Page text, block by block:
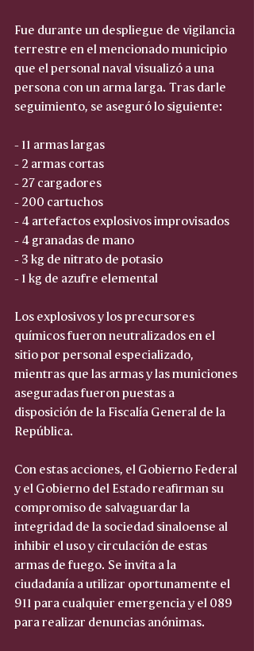
Fue durante un despliegue de vigilancia
terrestre en el mencionado municipio
que el personal naval visualizó a una
persona con un arma larga. Tras darle
seguimiento, se aseguró lo siguiente:
- 11 armas largas
- 2 armas cortas
- 27 cargadores
- 200 cartuchos
- 4 artefactos explosivos improvisados
- 4 granadas de mano
- 3 kg de nitrato de potasio
- 1 kg de azufre elemental
Los explosivos y los precursores
químicos fueron neutralizados en el
sitio por personal especializado,
mientras que las armas y las municiones
aseguradas fueron puestas a
disposición de la Fiscalía General de la
República.
Con estas acciones, el Gobierno Federal
y el Gobierno del Estado reafirman su
compromiso de salvaguardar la
integridad de la sociedad sinaloense al
inhibir el uso y circulación de estas
armas de fuego. Se invita a la
ciudadanía a utilizar oportunamente el
911 para cualquier emergencia y el 089
para realizar denuncias anónimas.